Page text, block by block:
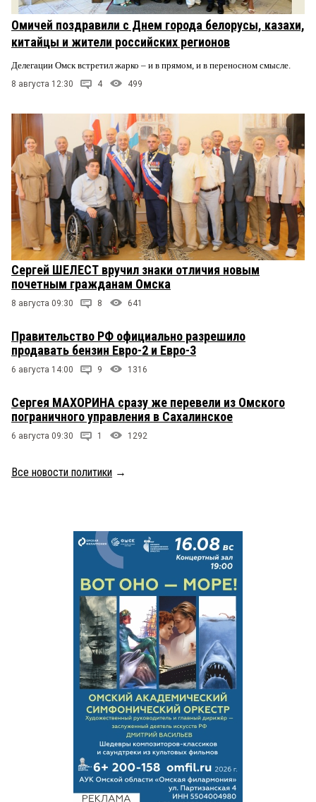
Омичей поздравили с Днем города белорусы, казахи,
китайцы и жители российских регионов
Делегации Омск встретил жарко – и в прямом, и в переносном смысле.
8 августа 12:30 4 499
Сергей ШЕЛЕСТ вручил знаки отличия новым
почетным гражданам Омска
8 августа 09:30 8 641
Правительство РФ официально разрешило
продавать бензин Евро-2 и Евро-3
6 августа 14:00 9 1316
Сергея МАХОРИНА сразу же перевели из Омского
пограничного управления в Сахалинское
6 августа 09:30 1 1292
Все новости политики →